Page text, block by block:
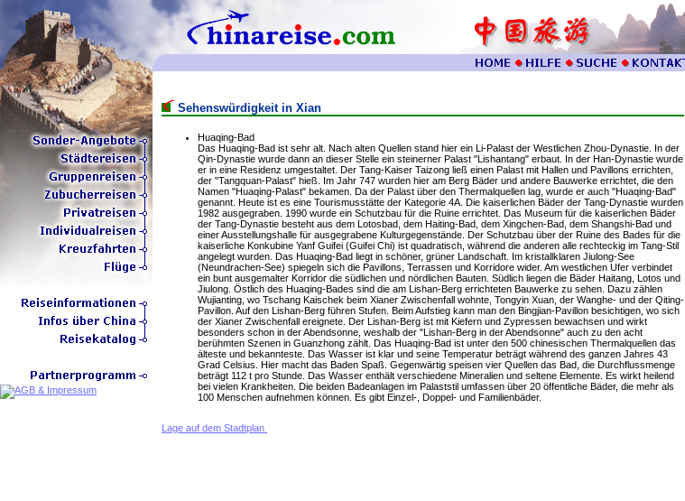
Sehenswürdigkeit in Xian
Huaqing-Bad
Das Huaqing-Bad ist sehr alt. Nach alten Quellen stand hier ein Li-Palast der Westlichen Zhou-Dynastie. In der
Qin-Dynastie wurde dann an dieser Stelle ein steinerner Palast "Lishantang" erbaut. In der Han-Dynastie wurde
er in eine Residenz umgestaltet. Der Tang-Kaiser Taizong ließ einen Palast mit Hallen und Pavillons errichten,
der "Tangquan-Palast" hieß. Im Jahr 747 wurden hier am Berg Bäder und andere Bauwerke errichtet, die den
Namen "Huaqing-Palast" bekamen. Da der Palast über den Thermalquellen lag, wurde er auch "Huaqing-Bad"
genannt. Heute ist es eine Tourismusstätte der Kategorie 4A. Die kaiserlichen Bäder der Tang-Dynastie wurden
1982 ausgegraben. 1990 wurde ein Schutzbau für die Ruine errichtet. Das Museum für die kaiserlichen Bäder
der Tang-Dynastie besteht aus dem Lotosbad, dem Haiting-Bad, dem Xingchen-Bad, dem Shangshi-Bad und
einer Ausstellungshalle für ausgegrabene Kulturgegenstände. Der Schutzbau über der Ruine des Bades für die
kaiserliche Konkubine Yanf Guifei (Guifei Chi) ist quadratisch, während die anderen alle rechteckig im Tang-Stil
angelegt wurden. Das Huaqing-Bad liegt in schöner, grüner Landschaft. Im kristallklaren Jiulong-See
(Neundrachen-See) spiegeln sich die Pavillons, Terrassen und Korridore wider. Am westlichen Ufer verbindet
ein bunt ausgemalter Korridor die südlichen und nördlichen Bauten. Südlich liegen die Bäder Haitang, Lotos und
Jiulong. Östlich des Huaqing-Bades sind die am Lishan-Berg errichteten Bauwerke zu sehen. Dazu zählen
Wujianting, wo Tschang Kaischek beim Xianer Zwischenfall wohnte, Tongyin Xuan, der Wanghe- und der Qiting-
Pavillon. Auf den Lishan-Berg führen Stufen. Beim Aufstieg kann man den Bingjian-Pavillon besichtigen, wo sich
der Xianer Zwischenfall ereignete. Der Lishan-Berg ist mit Kiefern und Zypressen bewachsen und wirkt
besonders schon in der Abendsonne, weshalb der "Lishan-Berg in der Abendsonne" auch zu den acht
berühmten Szenen in Guanzhong zählt. Das Huaqing-Bad ist unter den 500 chinesischen Thermalquellen das
älteste und bekannteste. Das Wasser ist klar und seine Temperatur beträgt während des ganzen Jahres 43
Grad Celsius. Hier macht das Baden Spaß. Gegenwärtig speisen vier Quellen das Bad, die Durchflussmenge
beträgt 112 t pro Stunde. Das Wasser enthält verschiedene Mineralien und seltene Elemente. Es wirkt heilend
bei vielen Krankheiten. Die beiden Badeanlagen im Palaststil umfassen über 20 öffentliche Bäder, die mehr als
100 Menschen aufnehmen können. Es gibt Einzel-, Doppel- und Familienbäder.
Lage auf dem Stadtplan